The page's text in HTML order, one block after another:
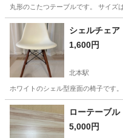
丸形のこたつテーブルです。 サイズ
埼玉 越谷市 テ
シェルチェ
1,600円
北本駅
ホワイトのシェル型座面の椅子です
埼玉 北本市 椅子
ローテーブル
5,000円